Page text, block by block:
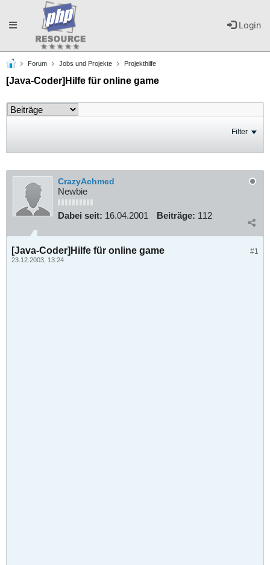
Login
Toggle
navigation
Forum Jobs und Projekte Projekthilfe
[Java-Coder]Hilfe für online game
Filter
CrazyAchmed
Newbie
Dabei seit: 16.04.2001 Beiträge: 112
#1
[Java-Coder]Hilfe für online game
23.12.2003, 13:24